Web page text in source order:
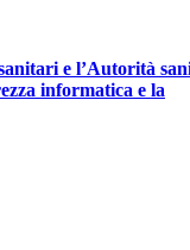
e l’Autorità
informatica e la